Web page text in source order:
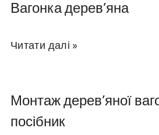
Вагонка дерев’яна
Читати далі »
Монтаж дерев’яної
посібник